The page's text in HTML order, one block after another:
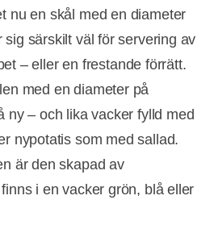
nu en skål med en diameter
särskilt väl för servering av
– eller en frestande förrätt.
med en diameter på
ny – och lika vacker fylld med
nypotatis som med sallad.
är den skapad av
i en vacker grön, blå eller